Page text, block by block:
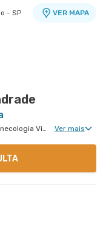
- SP VER MAPA
Ginecologia Clinica, Cirurgia Ginecológica, Ginecologia Videohisteroscopia Ver mais